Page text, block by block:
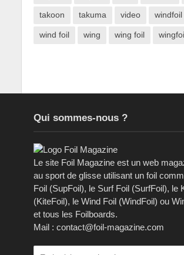
takoon takuma video windfoil
wind foil wing wing foil
Qui sommes-nous ?
Le site Foil Magazine est un web
au sport de glisse utilisant un foil
Foil (SupFoil), le Surf Foil (SurfFoil), le
(KiteFoil), le Wind Foil (WindFoil) ou
et tous les Foilboards.
Mail : contact@foil-magazine.com